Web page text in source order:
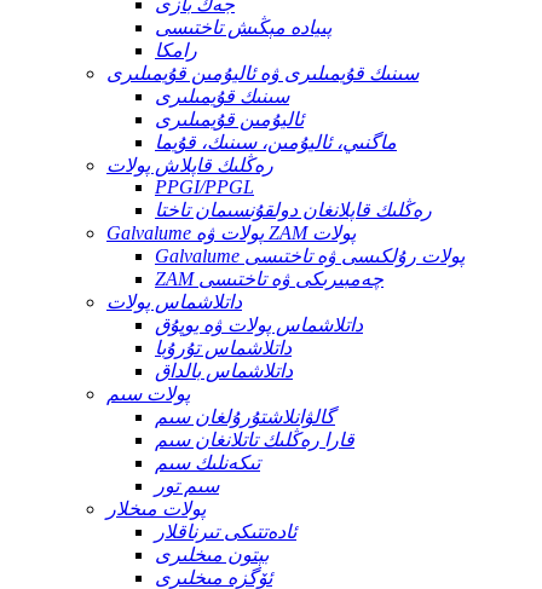
جەك بازى
پىيادە مېڭىش تاختىسى
رامكا
سىنىك قۇيمىلىرى ۋە ئاليۇمىن قۇيمىلىرى
سىنىك قۇيمىلىرى
ئاليۇمىن قۇيمىلىرى
ماگنىي، ئاليۇمىن، سىنىك، قۇيما
رەڭلىك قاپلاش پولات
PPGI/PPGL
رەڭلىك قاپلانغان دولقۇنسىمان تاختا
Galvalume پولات ۋە ZAM پولات
Galvalume پولات رۇلكىسى ۋە تاختىسى
ZAM چەمبىرىكى ۋە تاختىسى
داتلاشماس پولات
داتلاشماس پولات ۋە يوپۇق
داتلاشماس تۇرۇبا
داتلاشماس بالداق
پولات سىم
گالۋانلاشتۇرۇلغان سىم
قارا رەڭلىك تاتلانغان سىم
تىكەنلىك سىم
سىم تور
پولات مىخلار
ئادەتتىكى تىرناقلار
بېتون مىخلىرى
ئۆگزە مىخلىرى